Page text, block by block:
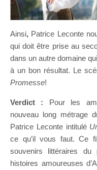
Ainsi, Patrice Leconte
qui doit être prise au
dans un autre domaine
à un bon résultat. Le
Promesse!
Verdict : Pour les
nouveau long métrage
Patrice Leconte intitulé
ce qu’il vous faut. Ce
souvenirs littéraires
histoires amoureuses